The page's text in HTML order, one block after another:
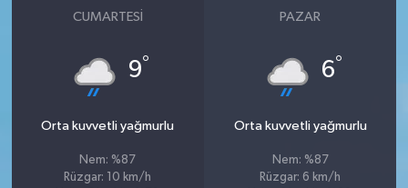
CUMARTESI
9°
Orta kuvvetli yağmurlu
Nem: %87
Rüzgar: 10 km/h
PAZAR
6°
Orta kuvvetli yağmurlu
Nem: %87
Rüzgar: 6 km/h